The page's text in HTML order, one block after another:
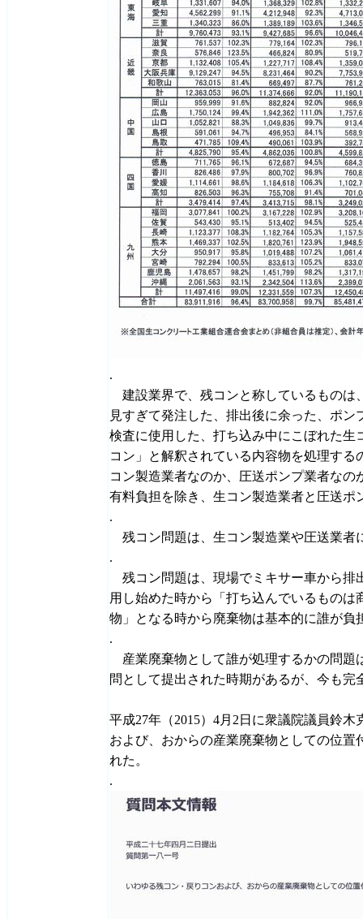
.
建設業界で、残コンと称しているものは
見すぎて発注した、排出後に余った、ポ
検査に使用した、打ち込み中にこぼれた
コン」と解釈されている内容物を処理す
コン製造業者なのか、圧送ポンプ業者な
有料負担を除き、生コン製造業者と圧送ポ
.
残コン問題は、生コン製造業や圧送業者
.
残コン問題は、現場でミキサー車から排
用し始めた時から「打ち込んでいるもの
物」となる時から廃棄物は基本的に誰が負
.
産業廃棄物として誰が処理するかの問題
問として提出された時期があるが、今も完
平成27年（2015）4月2日に衆議院議員鈴
および、おからの産業廃棄物としての位
れた。
.